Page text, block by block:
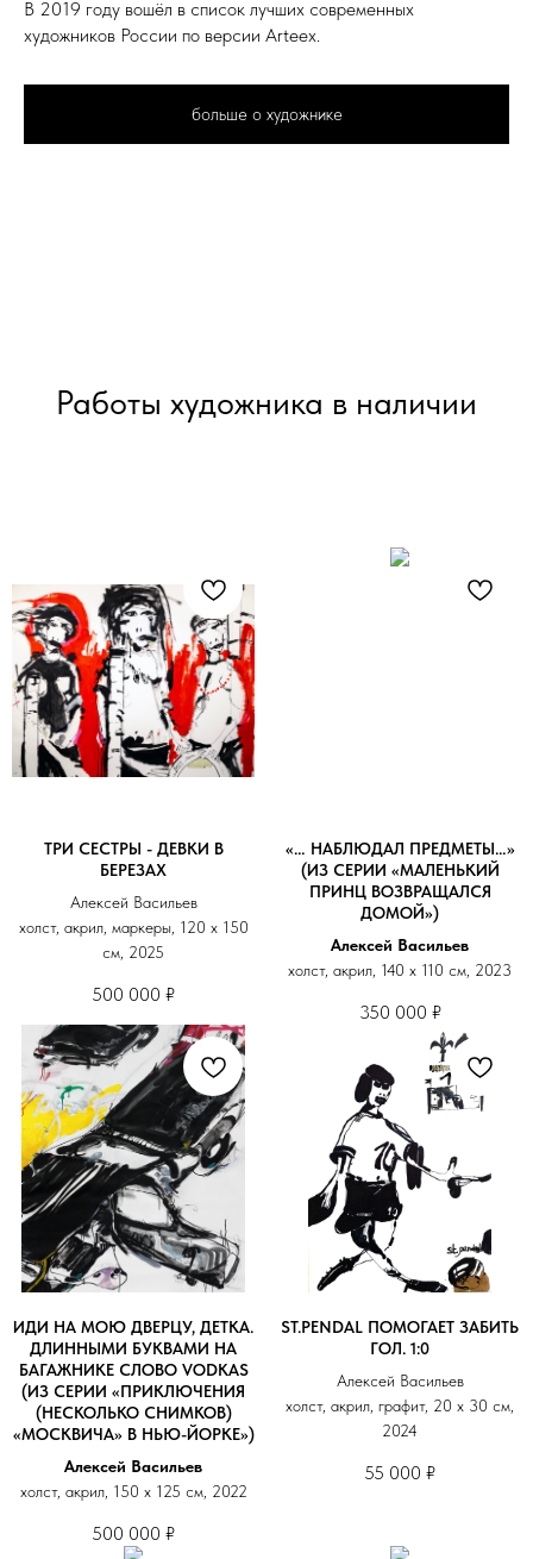
В 2019 году вошёл в список лучших современных
художников России по версии Arteex.
больше о художнике
Работы художника в наличии
ТРИ СЕСТРЫ - ДЕВКИ В
БЕРЕЗАХ
Алексей Васильев
холст, акрил, маркеры, 120 х 150
см, 2025
500 000 ₽
«… НАБЛЮДАЛ ПРЕДМЕТЫ…»
(ИЗ СЕРИИ «МАЛЕНЬКИЙ
ПРИНЦ ВОЗВРАЩАЛСЯ
ДОМОЙ»)
Алексей Васильев
холст, акрил, 140 х 110 см, 2023
350 000 ₽
ИДИ НА МОЮ ДВЕРЦУ, ДЕТКА.
ДЛИННЫМИ БУКВАМИ НА
БАГАЖНИКЕ СЛОВО VODKAS
(ИЗ СЕРИИ «ПРИКЛЮЧЕНИЯ
(НЕСКОЛЬКО СНИМКОВ)
«МОСКВИЧА» В НЬЮ-ЙОРКЕ»)
Алексей Васильев
холст, акрил, 150 х 125 см, 2022
500 000 ₽
ST.PENDAL ПОМОГАЕТ ЗАБИТЬ
ГОЛ. 1:0
Алексей Васильев
холст, акрил, графит, 20 х 30 см,
2024
55 000 ₽